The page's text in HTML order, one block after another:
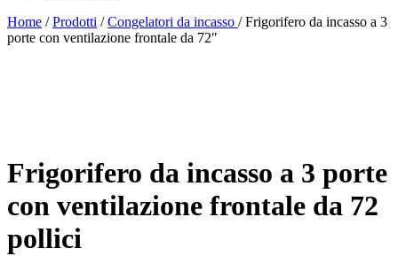
Home / Prodotti / Congelatori da incasso / Frigorifero da incasso a 3
porte con ventilazione frontale da 72″
Frigorifero da incasso a 3 porte
con ventilazione frontale da 72
pollici